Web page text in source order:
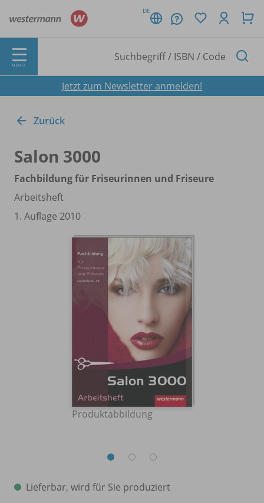
DE
MENÜ
Jetzt zum Newsletter anmelden!
Zurück
Salon 3000
Fachbildung für Friseurinnen und Friseure
Arbeitsheft
1. Auflage 2010
Produktabbildung
Lieferbar, wird für Sie produziert